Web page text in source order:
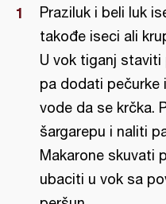
Praziluk i beli luk
takođe iseci ali
U vok tiganj
pa dodati pečurke
vode da se krčka.
šargarepu i naliti
Makarone skuvati
ubaciti u vok sa